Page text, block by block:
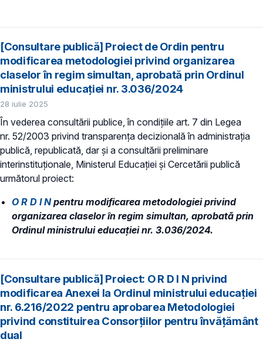
[Consultare publică] Proiect de Ordin pentru
modificarea metodologiei privind organizarea
claselor în regim simultan, aprobată prin Ordinul
ministrului educației nr. 3.036/2024
28 iulie 2025
În vederea consultării publice, în condiţiile art. 7 din Legea
nr. 52/2003 privind transparenţa decizională în administraţia
publică, republicată, dar și a consultării preliminare
interinstituționale, Ministerul Educaţiei și Cercetării publică
următorul proiect:
O R D I Npentru modificarea metodologiei privind
organizarea claselor în regim simultan, aprobată prin
Ordinul ministrului educației nr. 3.036/2024.
[Consultare publică] Proiect: O R D I N privind
modificarea Anexei la Ordinul ministrului educației
nr. 6.216/2022 pentru aprobarea Metodologiei
privind constituirea Consorțiilor pentru învățământ
dual